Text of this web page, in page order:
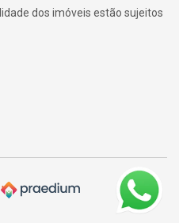
dos imóveis estão sujeitos